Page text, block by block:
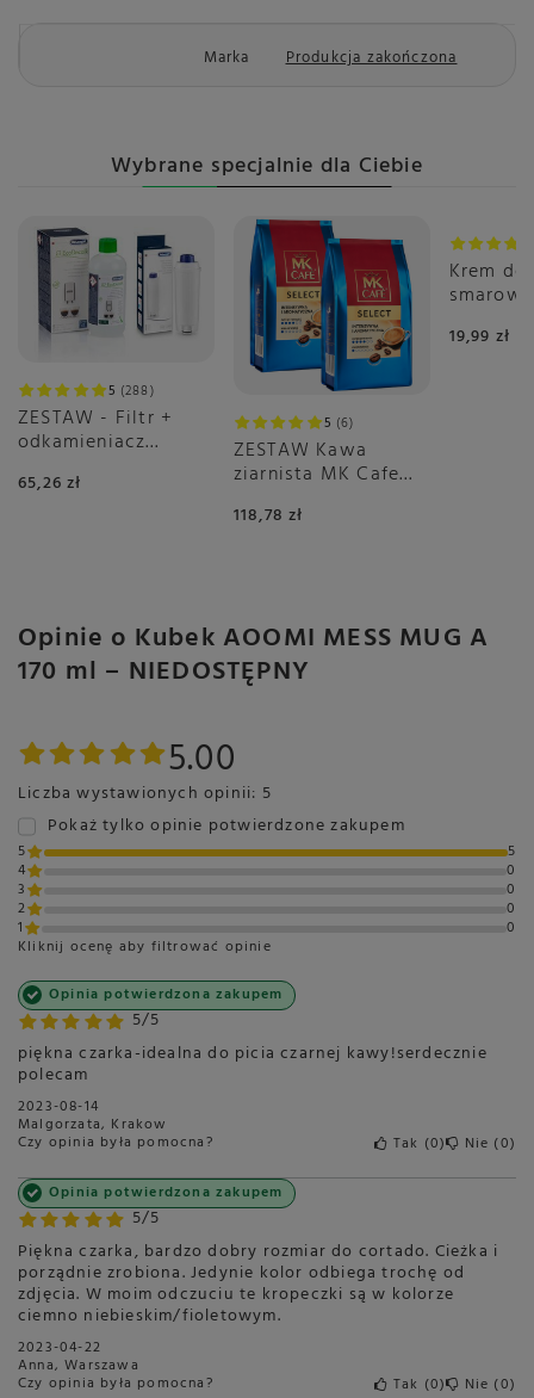
Marka Produkcja zakończona
Wybrane specjalnie dla Ciebie
5 288
ZESTAW - Filtr +
odkamieniacz
65,26 zł
5 6
ZESTAW Kawa
ziarnista MK Cafe
118,78 zł
Krem do
380g
19,99 zł
Opinie o Kubek AOOMI MESS MUG A
170 ml – NIEDOSTĘPNY
5.00
Liczba wystawionych opinii: 5
Pokaż tylko opinie potwierdzone zakupem
5
5
4
0
3
0
2
0
1
0
Kliknij ocenę aby filtrować opinie
5/5
Opinia potwierdzona zakupem
piękna czarka-idealna do picia czarnej kawy!serdecznie
polecam
2023-08-14
Malgorzata, Krakow
Czy opinia była pomocna? Tak 0 Nie 0
5/5
Opinia potwierdzona zakupem
Piękna czarka, bardzo dobry rozmiar do cortado. Cieżka i
porządnie zrobiona. Jedynie kolor odbiega trochę od
zdjęcia. W moim odczuciu te kropeczki są w kolorze
ciemno niebieskim/fioletowym.
2023-04-22
Anna, Warszawa
Czy opinia była pomocna? Tak 0 Nie 0